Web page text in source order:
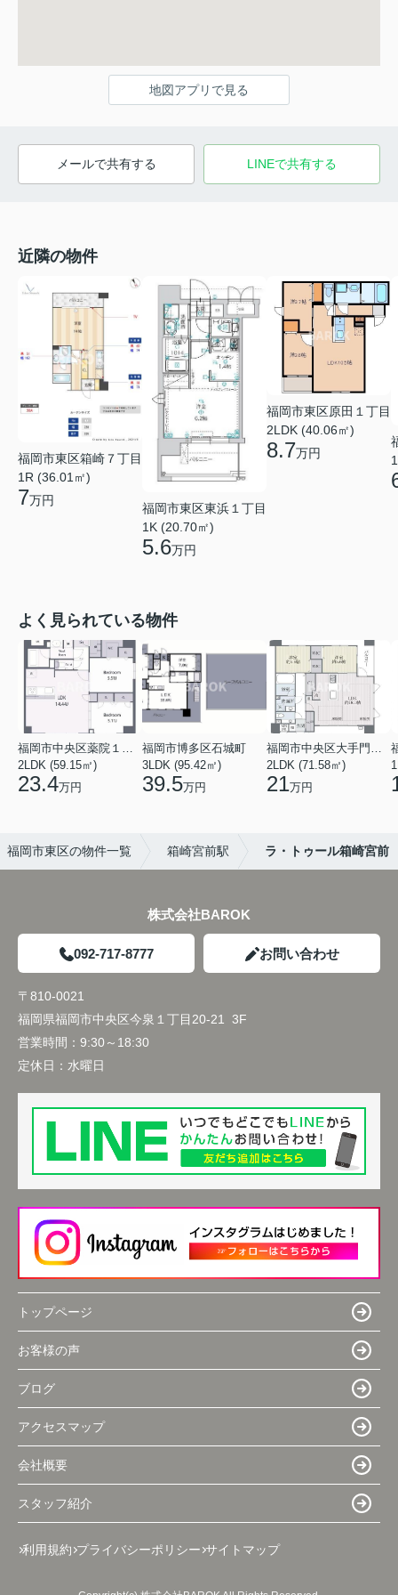
地図アプリで見る
メールで共有する LINEで共有する
近隣の物件
福岡市東区箱崎７丁目
1R (36.01㎡)
7万円
福岡市東区東浜１丁目
1K (20.70㎡)
5.6万円
福岡市東区原田１丁目
2LDK (40.06㎡)
8.7万円
よく見られている物件
福岡市中央区薬院１丁目
2LDK (59.15㎡)
23.4万円
福岡市博多区石城町
3LDK (95.42㎡)
39.5万円
福岡市中央区大手門１丁目
2LDK (71.58㎡)
21万円
福岡市東区の物件一覧 箱崎宮前駅 ラ・トゥール箱崎宮前
株式会社BAROK
092-717-8777 お問い合わせ
〒810-0021
福岡県福岡市中央区今泉１丁目20-21 3F
営業時間： 9:30～18:30
定休日： 水曜日
トップページ
お客様の声
ブログ
アクセスマップ
会社概要
スタッフ紹介
利用規約 プライバシーポリシー サイトマップ